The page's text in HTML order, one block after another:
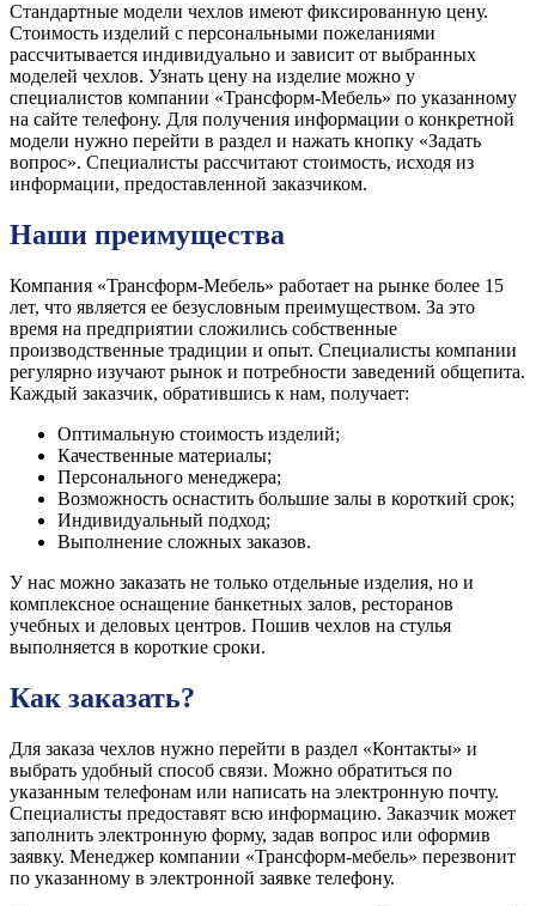
Стандартные модели чехлов имеют фиксированную цену.
Стоимость изделий с персональными пожеланиями
рассчитывается индивидуально и зависит от выбранных
моделей чехлов. Узнать цену на изделие можно у
специалистов компании «Трансформ-Мебель» по указанному
на сайте телефону. Для получения информации о конкретной
модели нужно перейти в раздел и нажать кнопку «Задать
вопрос». Специалисты рассчитают стоимость, исходя из
информации, предоставленной заказчиком.
Наши преимущества
Компания «Трансформ-Мебель» работает на рынке более 15
лет, что является ее безусловным преимуществом. За это
время на предприятии сложились собственные
производственные традиции и опыт. Специалисты компании
регулярно изучают рынок и потребности заведений общепита.
Каждый заказчик, обратившись к нам, получает:
Оптимальную стоимость изделий;
Качественные материалы;
Персонального менеджера;
Возможность оснастить большие залы в короткий срок;
Индивидуальный подход;
Выполнение сложных заказов.
У нас можно заказать не только отдельные изделия, но и
комплексное оснащение банкетных залов, ресторанов
учебных и деловых центров. Пошив чехлов на стулья
выполняется в короткие сроки.
Как заказать?
Для заказа чехлов нужно перейти в раздел «Контакты» и
выбрать удобный способ связи. Можно обратиться по
указанным телефонам или написать на электронную почту.
Специалисты предоставят всю информацию. Заказчик может
заполнить электронную форму, задав вопрос или оформив
заявку. Менеджер компании «Трансформ-мебель» перезвонит
по указанному в электронной заявке телефону.